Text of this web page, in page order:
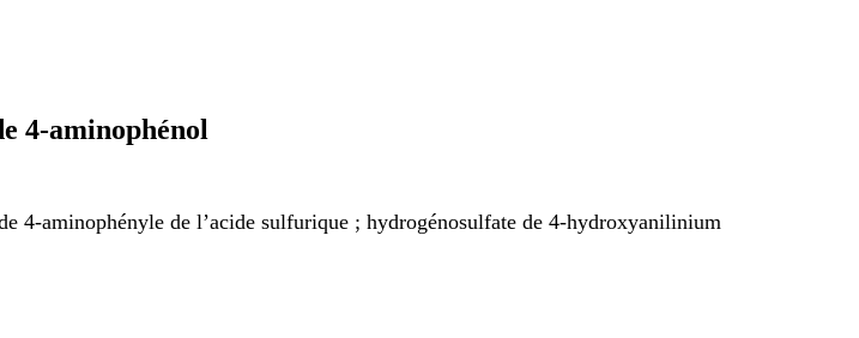
4-aminophénol
4-aminophényle de l’acide sulfurique ; hydrogénosulfate de 4-hydroxyanilinium